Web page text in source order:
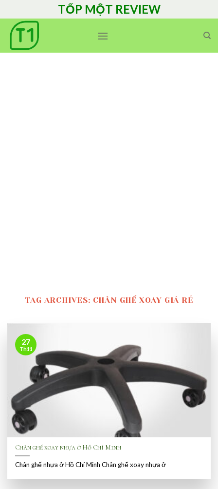
to
content
TỐP MỘT REVIEW
TAG ARCHIVES: CHÂN GHẾ XOAY GIÁ RẺ
Chân ghế xoay nhựa ở Hồ Chí Minh
Chân ghế nhựa ở Hồ Chí Minh Chân ghế xoay nhựa ở
27
Th11